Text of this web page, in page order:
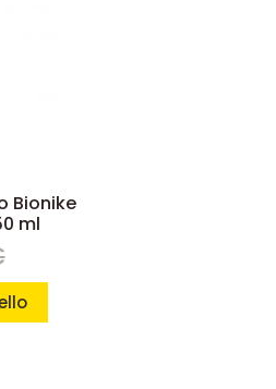
Bionike
ml